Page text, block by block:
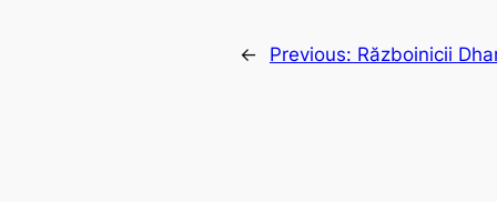
← Previous: Războinicii